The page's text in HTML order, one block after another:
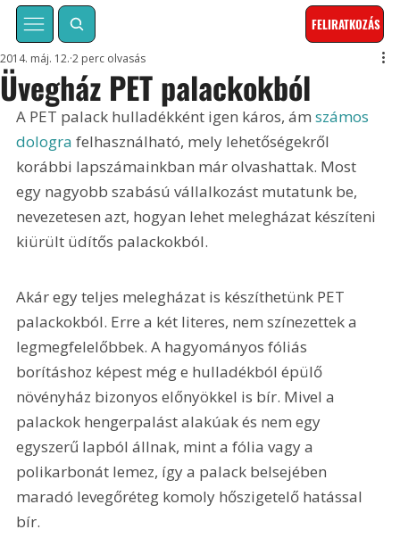
FELIRATKOZÁS
Üvegház PET palackokból
2014. máj. 12. 2 perc olvasás
A PET palack hulladékként igen káros, ám számos
dologra felhasználható, mely lehetőségekről
korábbi lapszámainkban már olvashattak. Most
egy nagyobb szabású vállalkozást mutatunk be,
nevezetesen azt, hogyan lehet melegházat készíteni
kiürült üdítős palackokból.
Akár egy teljes melegházat is készíthetünk PET
palackokból. Erre a két literes, nem színezettek a
legmegfelelőbbek. A hagyományos fóliás
borításhoz képest még e hulladékból épülő
növényház bizonyos előnyökkel is bír. Mivel a
palackok hengerpalást alakúak és nem egy
egyszerű lapból állnak, mint a fólia vagy a
polikarbonát lemez, így a palack belsejében
maradó levegőréteg komoly hőszigetelő hatással
bír.